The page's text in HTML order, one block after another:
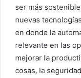
ser más
nuevas
en donde la
relevante en las
mejorar la
cosas, la